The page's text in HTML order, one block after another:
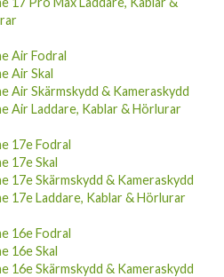
Air Fodral
Air Skal
Air Skärmskydd & Kameraskydd
Air Laddare, Kablar & Hörlurar
17e Fodral
17e Skal
17e Skärmskydd & Kameraskydd
17e Laddare, Kablar & Hörlurar
16e Fodral
16e Skal
16e Skärmskydd & Kameraskydd